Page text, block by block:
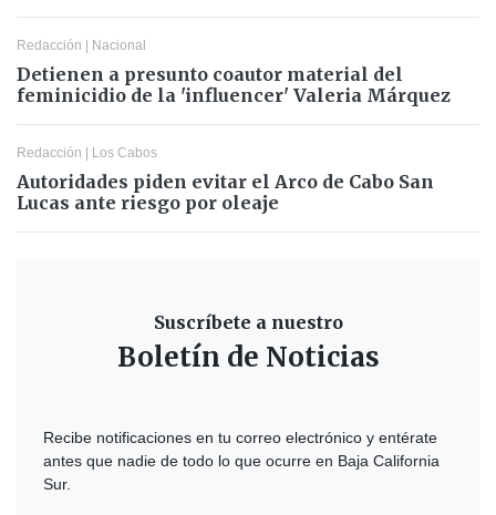
Redacción | Nacional
Detienen a presunto coautor material del
feminicidio de la 'influencer' Valeria Márquez
Redacción | Los Cabos
Autoridades piden evitar el Arco de Cabo San
Lucas ante riesgo por oleaje
Suscríbete a nuestro
Boletín de Noticias
Recibe notificaciones en tu correo electrónico y entérate
antes que nadie de todo lo que ocurre en Baja California
Sur.